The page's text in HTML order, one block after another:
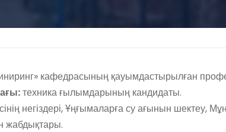
кафедрасының қауымдастырылған
техника ғылымдарының кандидаты.
негіздері, Ұңғымаларға су ағынын шектеу,